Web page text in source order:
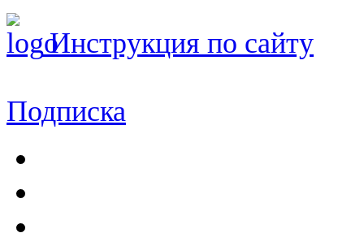
Инструкция по сайту
Подписка